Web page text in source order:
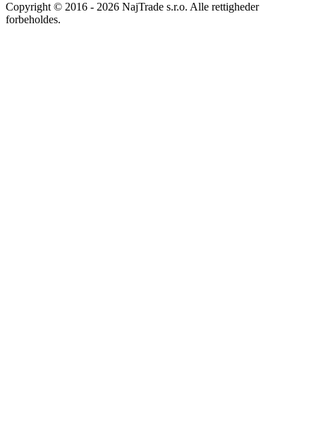
Copyright © 2016 - 2026 NajTrade s.r.o. Alle rettigheder
forbeholdes.